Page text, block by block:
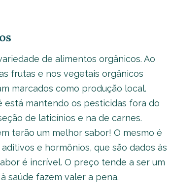
de alimentos orgânicos. Ao
frutas e nos vegetais orgânicos
marcados como produção local.
mantendo os pesticidas fora do
de laticínios e na de carnes.
terão um melhor sabor! O mesmo é
e hormônios, que são dados às
é incrível. O preço tende a ser um
saúde fazem valer a pena.